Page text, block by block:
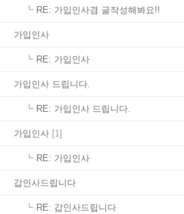
┗ RE: 가입인사겸 글작성해봐요!!
가입인사
┗ RE: 가입인사
가입인사 드립니다.
┗ RE: 가입인사 드립니다.
가입인사 [1]
┗ RE: 가입인사
갑인사드립니다
┗ RE: 갑인사드립니다